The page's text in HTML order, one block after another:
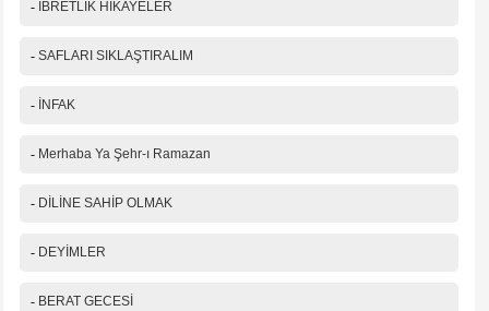
- İBRETLİK HİKAYELER
- SAFLARI SIKLAŞTIRALIM
- İNFAK
- Merhaba Ya Şehr-ı Ramazan
- DİLİNE SAHİP OLMAK
- DEYİMLER
- BERAT GECESİ